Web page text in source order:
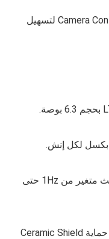
أزرار خاصة مثل Action Button و Camera Control لتسهيل
تدعم Always-On Display ومعدل تحديث متغير من 1Hz حتى
دعم HDR10 و Dolby Vision مع طبقة حماية Ceramic Shield